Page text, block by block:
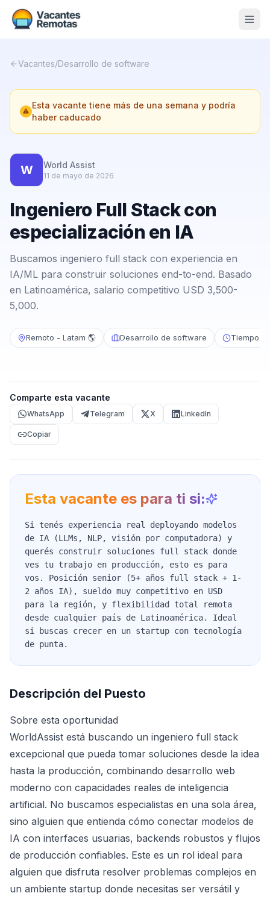
Nosotros
Contacto
Calculadora Freelance
Vacantes/Desarrollo de software
Esta vacante tiene más de una semana y podría
haber caducado
W World Assist
11 de mayo de 2026
Ingeniero Full Stack con
especialización en IA
Buscamos ingeniero full stack con experiencia en
IA/ML para construir soluciones end-to-end. Basado
en Latinoamérica, salario competitivo USD 3,500-
5,000.
Remoto - Latam 🌎 Desarrollo de software Tiempo
Comparte esta vacante
WhatsApp Telegram X LinkedIn
Copiar
Esta vacante es para ti si:
Si tenés experiencia real deployando modelos
de IA (LLMs, NLP, visión por computadora) y
querés construir soluciones full stack donde
ves tu trabajo en producción, esto es para
vos. Posición senior (5+ años full stack + 1-
2 años IA), sueldo muy competitivo en USD
para la región, y flexibilidad total remota
desde cualquier país de Latinoamérica. Ideal
si buscas crecer en un startup con tecnología
de punta.
Descripción del Puesto
Sobre esta oportunidad
WorldAssist está buscando un ingeniero full stack
excepcional que pueda tomar soluciones desde la idea
hasta la producción, combinando desarrollo web
moderno con capacidades reales de inteligencia
artificial. No buscamos especialistas en una sola área,
sino alguien que entienda cómo conectar modelos de
IA con interfaces usuarias, backends robustos y flujos
de producción confiables. Este es un rol ideal para
alguien que disfruta resolver problemas complejos en
un ambiente startup donde necesitas ser versátil y